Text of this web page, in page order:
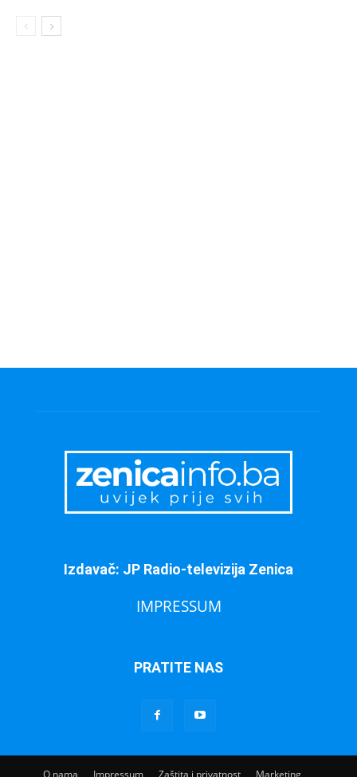
Izdavač: JP Radio-televizija Zenica
IMPRESSUM
PRATITE NAS